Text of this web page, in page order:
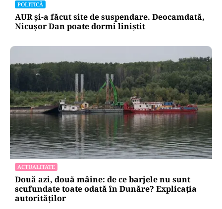
POLITICĂ
AUR și-a făcut site de suspendare. Deocamdată,
Nicușor Dan poate dormi liniștit
ACTUALITATE
Două azi, două mâine: de ce barjele nu sunt
scufundate toate odată în Dunăre? Explicația
autorităților